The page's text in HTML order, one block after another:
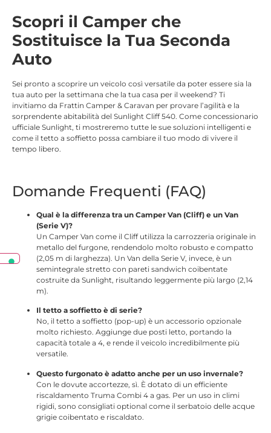
Scopri il Camper che
Sostituisce la Tua Seconda
Auto
Sei pronto a scoprire un veicolo così versatile da poter essere sia la
tua auto per la settimana che la tua casa per il weekend? Ti
invitiamo da Frattin Camper & Caravan per provare l’agilità e la
sorprendente abitabilità del Sunlight Cliff 540. Come concessionario
ufficiale Sunlight, ti mostreremo tutte le sue soluzioni intelligenti e
come il tetto a soffietto possa cambiare il tuo modo di vivere il
tempo libero.
Domande Frequenti (FAQ)
Qual è la differenza tra un Camper Van (Cliff) e un Van
(Serie V)?
Un Camper Van come il Cliff utilizza la carrozzeria originale in
metallo del furgone, rendendolo molto robusto e compatto
(2,05 m di larghezza). Un Van della Serie V, invece, è un
semintegrale stretto con pareti sandwich coibentate
costruite da Sunlight, risultando leggermente più largo (2,14
m).
Il tetto a soffietto è di serie?
No, il tetto a soffietto (pop-up) è un accessorio opzionale
molto richiesto. Aggiunge due posti letto, portando la
capacità totale a 4, e rende il veicolo incredibilmente più
versatile.
Questo furgonato è adatto anche per un uso invernale?
Con le dovute accortezze, sì. È dotato di un efficiente
riscaldamento Truma Combi 4 a gas. Per un uso in climi
rigidi, sono consigliati optional come il serbatoio delle acque
grigie coibentato e riscaldato.